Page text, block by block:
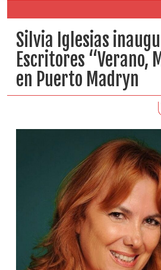
Silvia Iglesias
Escritores “Verano,
en Puerto Madryn